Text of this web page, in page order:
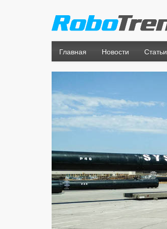
Главная Новости Статьи